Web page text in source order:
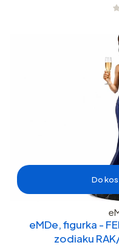
Do
eMDe, figurka -
zodiaku